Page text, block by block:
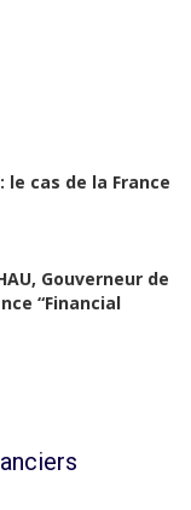
cas de la France
Gouverneur de
“Financial